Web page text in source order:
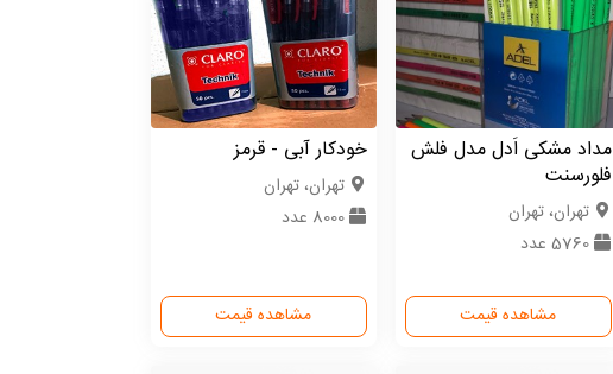
مداد مشکی اَدل مدل فلش
فلورسنت
تهران، تهران
5760 عدد
مشاهده قیمت
خودکار آبی - قرمز
تهران، تهران
8000 عدد
مشاهده قیمت